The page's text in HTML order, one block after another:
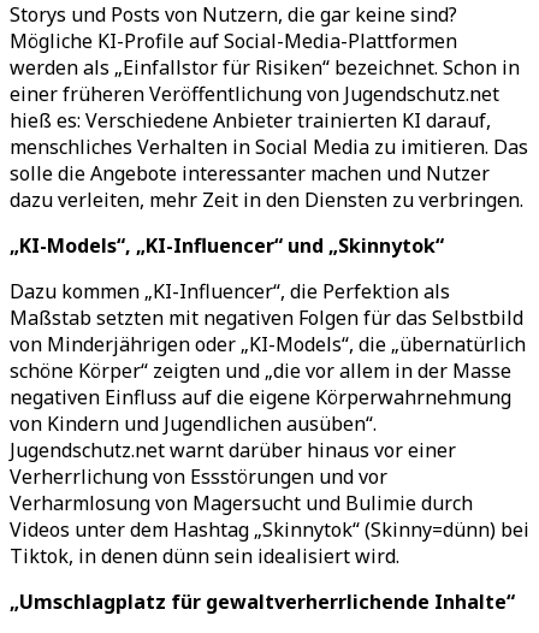
Storys und Posts von Nutzern, die gar keine sind?
Mögliche KI-Profile auf Social-Media-Plattformen
werden als „Einfallstor für Risiken“ bezeichnet. Schon in
einer früheren Veröffentlichung von Jugendschutz.net
hieß es: Verschiedene Anbieter trainierten KI darauf,
menschliches Verhalten in Social Media zu imitieren. Das
solle die Angebote interessanter machen und Nutzer
dazu verleiten, mehr Zeit in den Diensten zu verbringen.
„KI-Models“, „KI-Influencer“ und „Skinnytok“
Dazu kommen „KI-Influencer“, die Perfektion als
Maßstab setzten mit negativen Folgen für das Selbstbild
von Minderjährigen oder „KI-Models“, die „übernatürlich
schöne Körper“ zeigten und „die vor allem in der Masse
negativen Einfluss auf die eigene Körperwahrnehmung
von Kindern und Jugendlichen ausüben“.
Jugendschutz.net warnt darüber hinaus vor einer
Verherrlichung von Essstörungen und vor
Verharmlosung von Magersucht und Bulimie durch
Videos unter dem Hashtag „Skinnytok“(Skinny=dünn) bei
Tiktok, in denen dünn sein idealisiert wird.
„Umschlagplatz für gewaltverherrlichende Inhalte“